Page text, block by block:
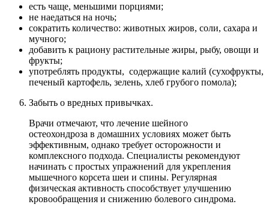
есть чаще, меньшими порциями;
не наедаться на ночь;
сократить количество: животных жиров, соли, сахара и
мучного;
добавить к рациону растительные жиры, рыбу, овощи и
фрукты;
употреблять продукты, содержащие калий (сухофрукты,
печеный картофель, зелень, хлеб грубого помола);
Забыть о вредных привычках.
Врачи отмечают, что лечение шейного
остеохондроза в домашних условиях может быть
эффективным, однако требует осторожности и
комплексного подхода. Специалисты рекомендуют
начинать с простых упражнений для укрепления
мышечного корсета шеи и спины. Регулярная
физическая активность способствует улучшению
кровообращения и снижению болевого синдрома.